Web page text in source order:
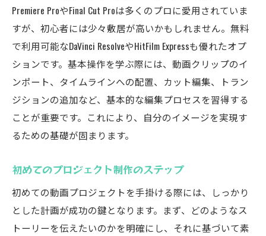
Premiere ProやFinal Cut Proは多くのプロに愛用されていま
すが、初心者には少々敷居が高いかもしれません。無料
で利用可能なDaVinci ResolveやHitFilm Expressも優れたオプ
ションです。基本操作を学ぶ際には、動画クリップのイ
ンポート、タイムラインへの配置、カット編集、トラン
ジションの追加など、基本的な編集プロセスを習得する
ことが重要です。これにより、自分のイメージを実現す
るための基礎が固まります。
初めてのプロジェクト制作のステップ
初めての動画プロジェクトを手掛ける際には、しっかり
とした計画が成功の鍵となります。まず、どのようなス
トーリーを伝えたいのかを明確にし、それに基づいて素